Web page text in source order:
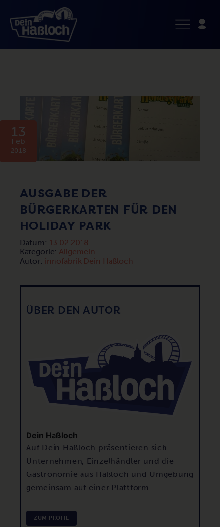
13
Feb
2018
AUSGABE DER
BÜRGERKARTEN FÜR DEN
HOLIDAY PARK
Datum: 13.02.2018
Kategorie: Allgemein
Autor: innofabrik Dein Haßloch
ÜBER DEN AUTOR
Dein Haßloch
Auf Dein Haßloch präsentieren sich
Unternehmen, Einzelhändler und die
Gastronomie aus Haßloch und Umgebung
gemeinsam auf einer Plattform.
ZUM PROFIL